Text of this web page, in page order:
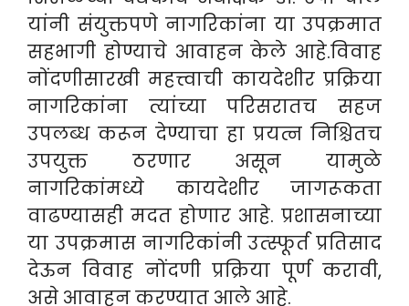
यांनी संयुक्तपणे नागरिकांना या उपक्रमात
सहभागी होण्याचे आवाहन केले आहे.विवाह
नोंदणीसारखी महत्त्वाची कायदेशीर प्रक्रिया
नागरिकांना त्यांच्या परिसरातच सहज
उपलब्ध करून देण्याचा हा प्रयत्न निश्चितच
उपयुक्त ठरणार असून यामुळे
नागरिकांमध्ये कायदेशीर जागरूकता
वाढण्यासही मदत होणार आहे. प्रशासनाच्या
या उपक्रमास नागरिकांनी उत्स्फूर्त प्रतिसाद
देऊन विवाह नोंदणी प्रक्रिया पूर्ण करावी,
असे आवाहन करण्यात आले आहे.